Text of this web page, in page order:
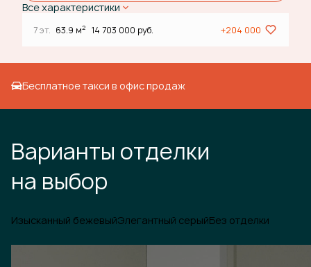
Все характеристики
7 эт. 63.9 м2 14 703 000 руб. +204 000
Бесплатное такси в офис продаж
Варианты отделки
на выбор
Изысканный бежевыйЭлегантный серыйБез отделки